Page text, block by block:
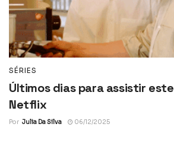
SÉRIES
Últimos dias para assistir
Netflix
Por Julia Da Silva 06/12/2025